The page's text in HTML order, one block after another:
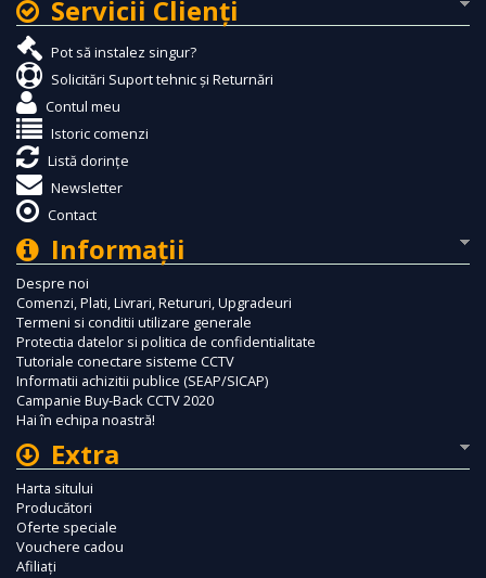
Servicii Clienţi
Pot să instalez singur?
Solicitări Suport tehnic și Returnări
Contul meu
Istoric comenzi
Listă dorințe
Newsletter
Contact
Informaţii
Despre noi
Comenzi, Plati, Livrari, Retururi, Upgradeuri
Termeni si conditii utilizare generale
Protectia datelor si politica de confidentialitate
Tutoriale conectare sisteme CCTV
Informatii achizitii publice (SEAP/SICAP)
Campanie Buy-Back CCTV 2020
Hai în echipa noastră!
Extra
Harta sitului
Producători
Oferte speciale
Vouchere cadou
Afiliaţi